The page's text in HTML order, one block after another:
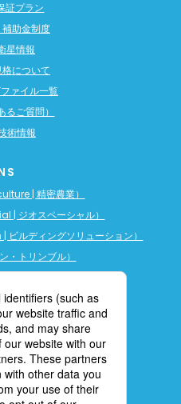
証プラン
助金制度
星情報
について
ァイル一覧
るご質問）
術情報
| 精密農業）
ジオスペーシャル）
ルディングソリューション）
・トリンブル）
グソリューション）
ト（精密農業）